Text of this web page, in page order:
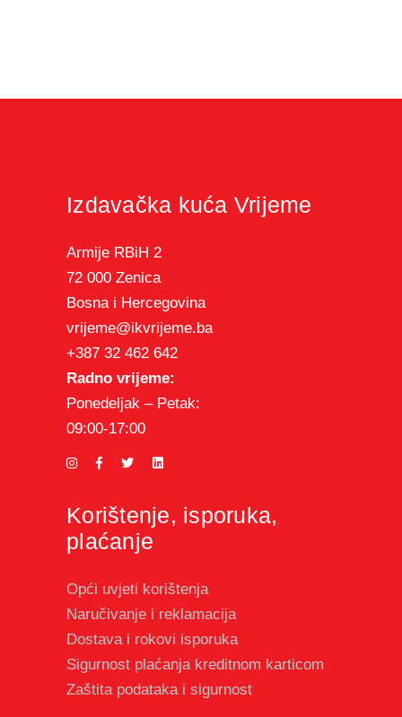
Izdavačka kuća Vrijeme
Armije RBiH 2
72 000 Zenica
Bosna i Hercegovina
vrijeme@ikvrijeme.ba
+387 32 462 642
Radno vrijeme:
Ponedeljak – Petak:
09:00-17:00
Korištenje, isporuka,
plaćanje
Opći uvjeti korištenja
Naručivanje i reklamacija
Dostava i rokovi isporuka
Sigurnost plaćanja kreditnom karticom
Zaštita podataka i sigurnost